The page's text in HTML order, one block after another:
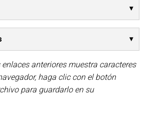
anteriores muestra caracteres
haga clic con el botón
para guardarlo en su